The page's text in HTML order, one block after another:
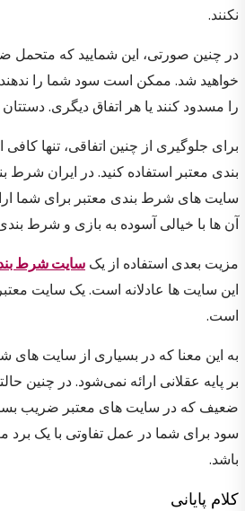
نکنند.
در چنین صورتی، این شمایید که متحمل
خواهید شد. ممکن است سود شما را
را مسدود کنند یا هر اتفاق دیگری.
برای جلوگیری از چنین اتفاقی، تنها
بندی معتبر استفاده کنید. در ایران
سایت های شرط بندی معتبر برای شما
آن ها با خیالی آسوده به بازی و شرط بندی
مزیت بعدی استفاده از یک سایت شرط
این سایت ها عادلانه است. یک سایت
است.
به این معنا که در بسیاری از سایت های
بر پایه عقلانی ارائه نمی‌شود. در چنین
ضعیف که در سایت های معتبر ضریب
سود برای شما در عمل تفاوتی با یک برد
باشد.
کلام پایانی